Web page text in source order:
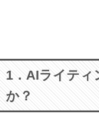
1．AIライティ
か？